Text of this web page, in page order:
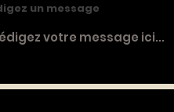
un message